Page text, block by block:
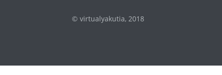
© virtualyakutia, 2018